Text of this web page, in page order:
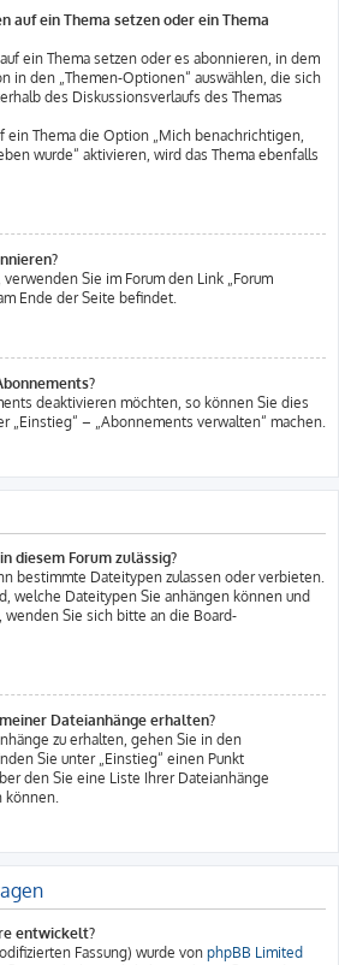
auf ein Thema setzen oder ein Thema
ein Thema setzen oder es abonnieren, in dem
in den „Themen-Optionen“ auswählen, die sich
des Diskussionsverlaufs des Themas
ein Thema die Option „Mich benachrichtigen,
wurde“ aktivieren, wird das Thema ebenfalls
Sie im Forum den Link „Forum
Ende der Seite befindet.
deaktivieren möchten, so können Sie dies
„Einstieg“ – „Abonnements verwalten“ machen.
diesem Forum zulässig?
bestimmte Dateitypen zulassen oder verbieten.
welche Dateitypen Sie anhängen können und
Sie sich bitte an die Board-
Dateianhänge erhalten?
zu erhalten, gehen Sie in den
Sie unter „Einstieg“ einen Punkt
den Sie eine Liste Ihrer Dateianhänge
können.
entwickelt?
Fassung) wurde von phpBB Limited